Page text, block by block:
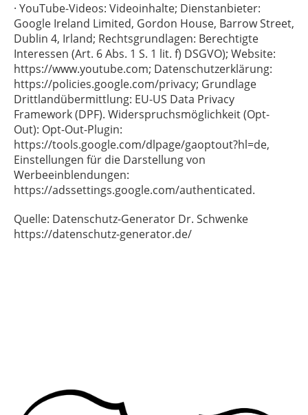
· YouTube-Videos: Videoinhalte; Dienstanbieter:
Google Ireland Limited, Gordon House, Barrow Street,
Dublin 4, Irland; Rechtsgrundlagen: Berechtigte
Interessen (Art. 6 Abs. 1 S. 1 lit. f) DSGVO); Website:
https://www.youtube.com; Datenschutzerklärung:
https://policies.google.com/privacy; Grundlage
Drittlandübermittlung: EU-US Data Privacy
Framework (DPF). Widerspruchsmöglichkeit (Opt-
Out): Opt-Out-Plugin:
https://tools.google.com/dlpage/gaoptout?hl=de,
Einstellungen für die Darstellung von
Werbeeinblendungen:
https://adssettings.google.com/authenticated.
Quelle: Datenschutz-Generator Dr. Schwenke
https://datenschutz-generator.de/